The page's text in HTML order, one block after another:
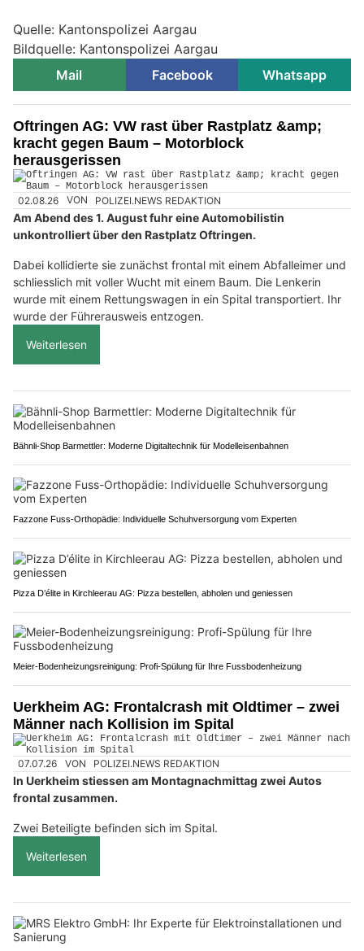
Quelle: Kantonspolizei Aargau
Bildquelle: Kantonspolizei Aargau
Mail
Facebook Whatsapp
Oftringen AG: VW rast über Rastplatz &amp;
kracht gegen Baum – Motorblock
herausgerissen
02.08.26 VON POLIZEI.NEWS REDAKTION
Am Abend des 1. August fuhr eine Automobilistin
unkontrolliert über den Rastplatz Oftringen.
Dabei kollidierte sie zunächst frontal mit einem Abfalleimer und
schliesslich mit voller Wucht mit einem Baum. Die Lenkerin
wurde mit einem Rettungswagen in ein Spital transportiert. Ihr
wurde der Führerausweis entzogen.
Weiterlesen
Bähnli-Shop Barmettler: Moderne Digitaltechnik für Modelleisenbahnen
Fazzone Fuss-Orthopädie: Individuelle Schuhversorgung vom Experten
Pizza D’élite in Kirchleerau AG: Pizza bestellen, abholen und geniessen
Meier-Bodenheizungsreinigung: Profi-Spülung für Ihre Fussbodenheizung
Uerkheim AG: Frontalcrash mit Oldtimer – zwei
Männer nach Kollision im Spital
07.07.26 VON POLIZEI.NEWS REDAKTION
In Uerkheim stiessen am Montagnachmittag zwei Autos
frontal zusammen.
Zwei Beteiligte befinden sich im Spital.
Weiterlesen